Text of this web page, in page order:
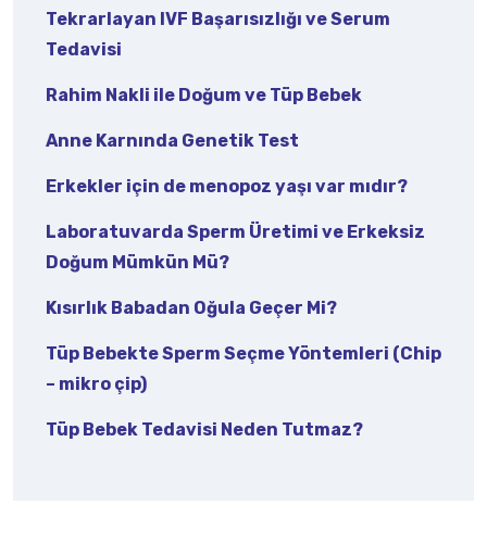
Tekrarlayan IVF Başarısızlığı ve Serum
Tedavisi
Rahim Nakli ile Doğum ve Tüp Bebek
Anne Karnında Genetik Test
Erkekler için de menopoz yaşı var mıdır?
Laboratuvarda Sperm Üretimi ve Erkeksiz
Doğum Mümkün Mü?
Kısırlık Babadan Oğula Geçer Mi?
Tüp Bebekte Sperm Seçme Yöntemleri (Chip
– mikro çip)
Tüp Bebek Tedavisi Neden Tutmaz?